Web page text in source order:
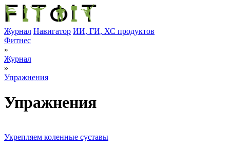
Журнал Навигатор ИИ, ГИ, ХС продуктов
Фитнес
»
Журнал
»
Упражнения
Упражнения
Укрепляем коленные суставы